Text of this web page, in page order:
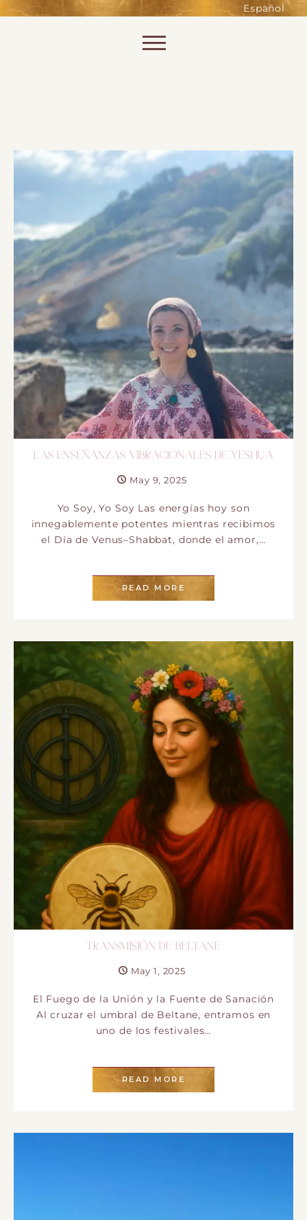
Español
LAS ENSEÑANZAS VIBRACIONALES DE YESHUA
May 9, 2025
Yo Soy, Yo Soy Las energías hoy son
innegablemente potentes mientras recibimos
el Día de Venus–Shabbat, donde el amor,…
READ MORE
TRANSMISIÓN DE BELTANE
May 1, 2025
El Fuego de la Unión y la Fuente de Sanación
Al cruzar el umbral de Beltane, entramos en
uno de los festivales…
READ MORE
of the website. Without them,
shopping baskets or e-billing,
cannot be provided.